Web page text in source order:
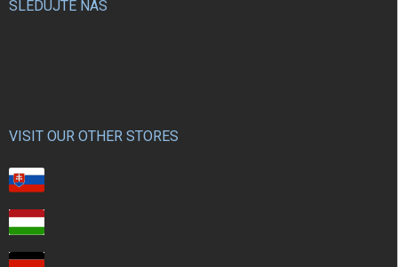
SLEDUJTE NÁS
VISIT OUR OTHER STORES